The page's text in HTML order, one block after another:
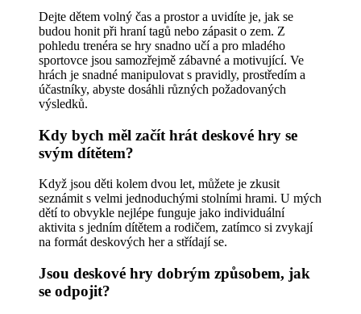
Dejte dětem volný čas a prostor a uvidíte je, jak se
budou honit při hraní tagů nebo zápasit o zem. Z
pohledu trenéra se hry snadno učí a pro mladého
sportovce jsou samozřejmě zábavné a motivující. Ve
hrách je snadné manipulovat s pravidly, prostředím a
účastníky, abyste dosáhli různých požadovaných
výsledků.
Kdy bych měl začít hrát deskové hry se
svým dítětem?
Když jsou děti kolem dvou let, můžete je zkusit
seznámit s velmi jednoduchými stolními hrami. U mých
dětí to obvykle nejlépe funguje jako individuální
aktivita s jedním dítětem a rodičem, zatímco si zvykají
na formát deskových her a střídají se.
Jsou deskové hry dobrým způsobem, jak
se odpojit?